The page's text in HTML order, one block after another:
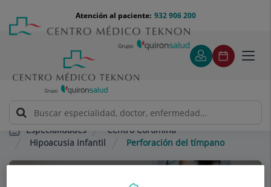
contenido
Menú
teléfono
cabecera
932 906 200
Atención al paciente:
Especialidades
Centro Coromina
Hipoacusia infantil
Perforación del tímpano